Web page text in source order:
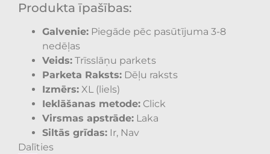
Produkta īpašības:
Galvenie: Piegāde pēc pasūtījuma 3-8
nedēļas
Veids: Trīsslāņu parkets
Parketa Raksts: Dēļu raksts
Izmērs: XL (liels)
Ieklāšanas metode: Click
Virsmas apstrāde: Laka
Siltās grīdas: Ir, Nav
Dalīties